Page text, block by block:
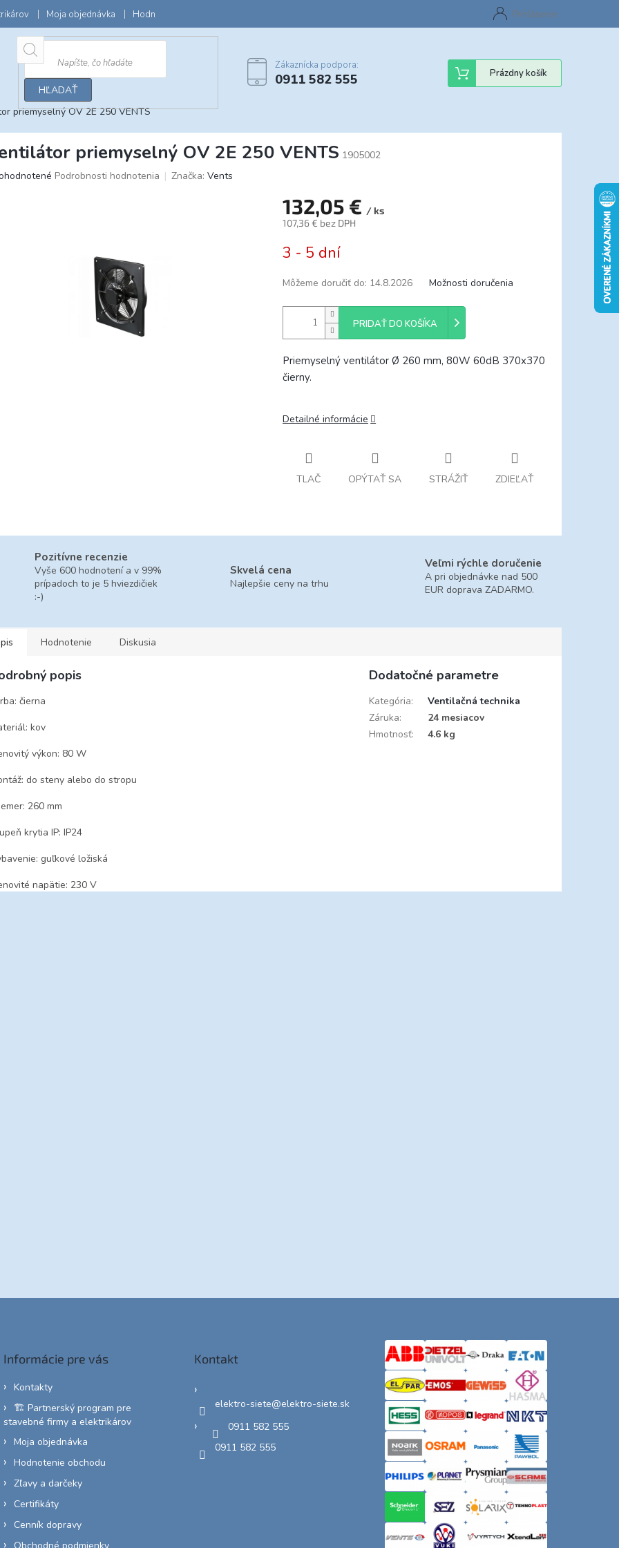
Moja objednávka Hodnotenie obchodu Obchodné podmienky
Prihlásenie
HĽADAŤ
Zákaznícka podpora:
0911 582 555
Nákupný
košík
Prázdny košík
priemyselný OV 2E 250 VENTS
priemyselný OV 2E 250 VENTS 1905002
Podrobnosti hodnotenia Značka: Vents
132,05 € / ks
107,36 € bez DPH
cena:
3 - 5 dní
Môžeme doručiť do: 14.8.2026 Možnosti doručenia
PRIDAŤ DO KOŠÍKA
Priemyselný ventilátor Ø 260 mm, 80W 60dB 370x370
čierny.
Detailné informácie
TLAČ OPÝTAŤ SA STRÁŽIŤ ZDIEĽAŤ
Pozitívne recenzie
Vyše 600 hodnotení a v 99%
prípadoch to je 5 hviezdičiek
:-)
Skvelá cena
Najlepšie ceny na trhu
Veľmi rýchle doručenie
A pri objednávke nad 500
EUR doprava ZADARMO.
Hodnotenie Diskusia
popis
čierna
kov
výkon: 80 W
do steny alebo do stropu
260 mm
krytia IP: IP24
guľkové ložiská
napätie: 230 V
Dodatočné parametre
Kategória:
Ventilačná technika
Záruka:
24 mesiacov
Hmotnosť: 4.6 kg
Informácie pre vás
Kontakty
🏗️ Partnerský program pre
stavebné firmy a elektrikárov
Moja objednávka
Hodnotenie obchodu
Zľavy a darčeky
Certifikáty
Cenník dopravy
Kontakt
elektro-siete@elektro-siete.sk
0911 582 555
0911 582 555